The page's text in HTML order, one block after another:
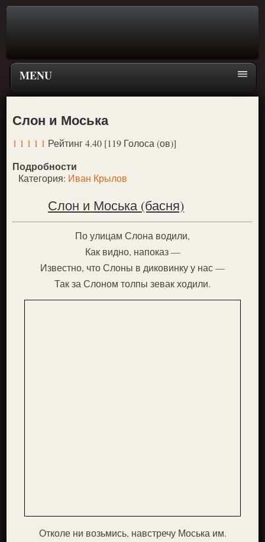
MENU
Главная страница
Поиск
ПЕРЕЙТИ К ГЛАВНОМУ МЕНЮ СКАЗОК
Новое
Слон и Моська
1 1 1 1 1 Рейтинг 4.40 [119 Голоса (ов)]
Подробности
Категория: Иван Крылов
Слон и Моська (басня)
По улицам Слона водили,
Как видно, напоказ —
Известно, что Слоны в диковинку у нас —
Так за Слоном толпы зевак ходили.
Отколе ни возьмись, навстречу Моська им.